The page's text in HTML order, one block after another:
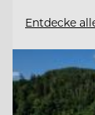
Entdecke